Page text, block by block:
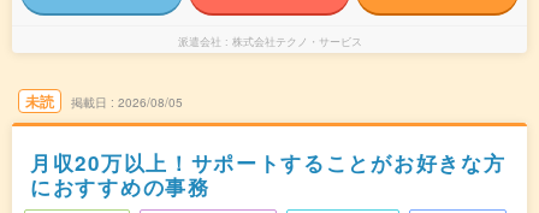
派遣会社 株式会社テクノ・サービス
未読 掲載日 2026/08/05
月収20万以上！サポートすることがお好きな方
におすすめの事務